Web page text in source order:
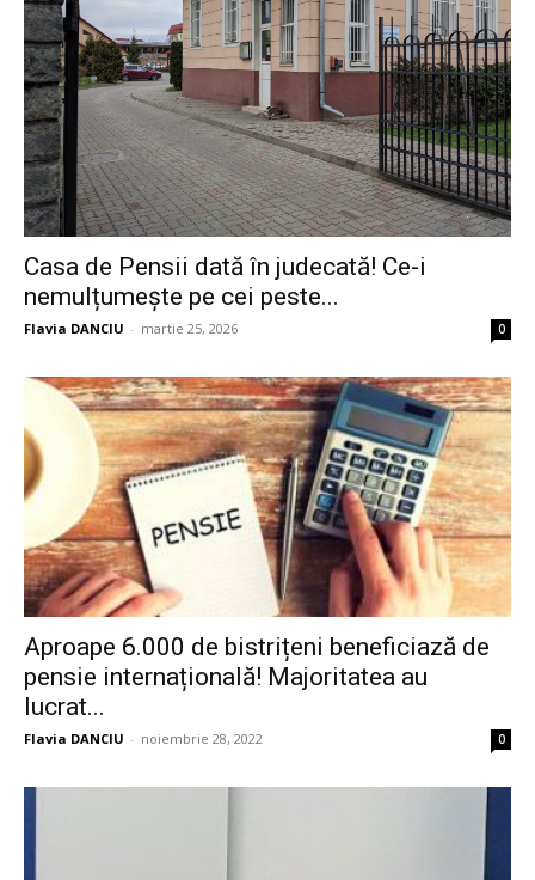
Casa de Pensii dată în judecată! Ce-i
nemulțumește pe cei peste...
Flavia DANCIU - martie 25, 2026 0
Aproape 6.000 de bistrițeni beneficiază de
pensie internațională! Majoritatea au
lucrat...
Flavia DANCIU - noiembrie 28, 2022 0